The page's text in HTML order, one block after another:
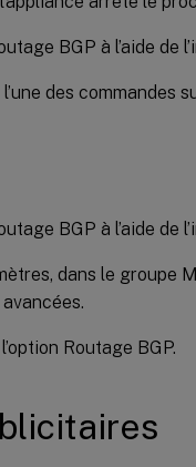
BGP à l’aide de
des commandes
BGP à l’aide de
dans le groupe
Routage BGP.